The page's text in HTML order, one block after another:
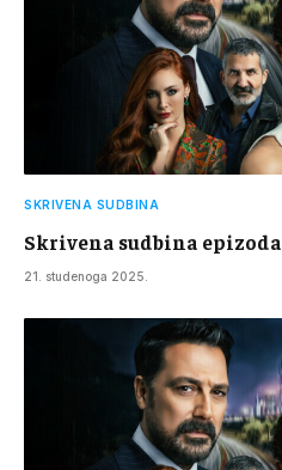
SKRIVENA SUDBINA
Skrivena sudbina epizoda
21. studenoga 2025.